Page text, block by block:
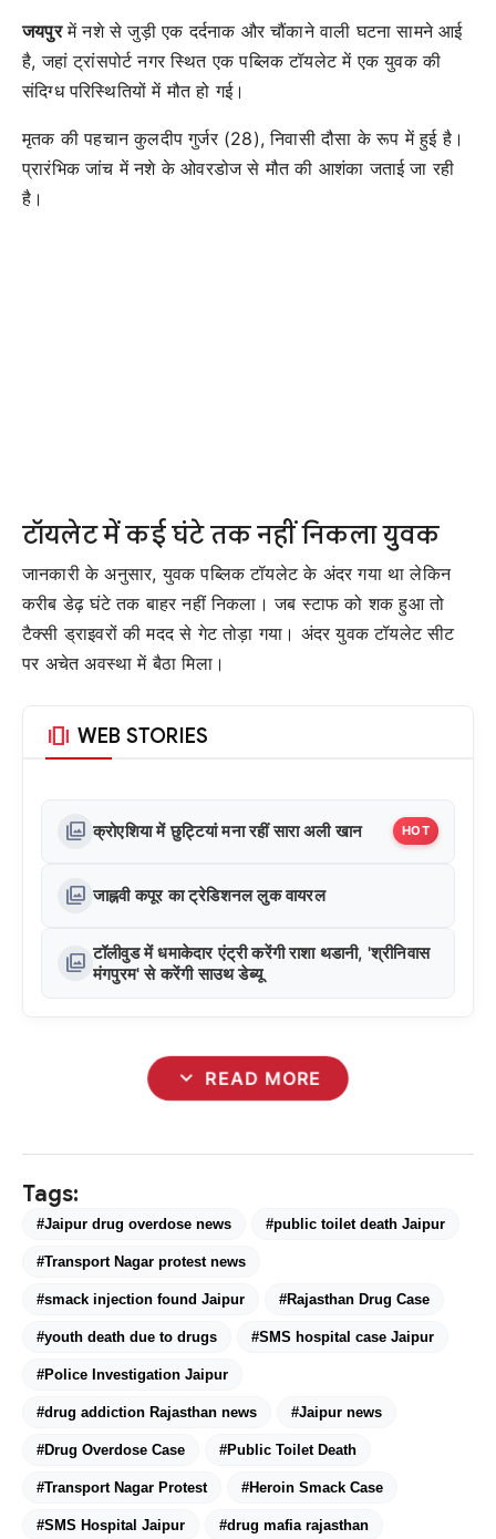
जयपुरमें नशे से जुड़ी एक दर्दनाक और चौंकाने वाली घटना सामने आई
है, जहां ट्रांसपोर्ट नगर स्थित एक पब्लिक टॉयलेट में एक युवक की
संदिग्ध परिस्थितियों में मौत हो गई।
मृतक की पहचान कुलदीप गुर्जर (28), निवासी दौसा के रूप में हुई है।
प्रारंभिक जांच में नशे के ओवरडोज से मौत की आशंका जताई जा रही
है।
टॉयलेट में कई घंटे तक नहीं निकला युवक
जानकारी के अनुसार, युवक पब्लिक टॉयलेट के अंदर गया था लेकिन
करीब डेढ़ घंटे तक बाहर नहीं निकला। जब स्टाफ को शक हुआ तो
टैक्सी ड्राइवरों की मदद से गेट तोड़ा गया। अंदर युवक टॉयलेट सीट
पर अचेत अवस्था में बैठा मिला।
amp_stories WEB STORIES
photo_library क्रोएशिया में छुट्टियां मना रहीं सारा अली खान HOT
photo_library जाह्नवी कपूर का ट्रेडिशनल लुक वायरल
photo_library टॉलीवुड में धमाकेदार एंट्री करेंगी राशा थडानी, 'श्रीनिवास
मंगपुरम' से करेंगी साउथ डेब्यू
expand_more READ MORE
Tags:
#Jaipur drug overdose news #public toilet death Jaipur
#Transport Nagar protest news
#smack injection found Jaipur #Rajasthan Drug Case
#youth death due to drugs #SMS hospital case Jaipur
#Police Investigation Jaipur
#drug addiction Rajasthan news #Jaipur news
#Drug Overdose Case #Public Toilet Death
#Transport Nagar Protest #Heroin Smack Case
#SMS Hospital Jaipur #drug mafia rajasthan